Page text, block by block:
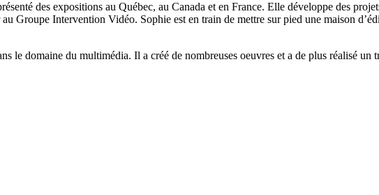
des expositions au Québec, au Canada et en France. Elle développe des
Groupe Intervention Vidéo. Sophie est en train de mettre sur pied une maison
le domaine du multimédia. Il a créé de nombreuses oeuvres et a de plus réalisé un